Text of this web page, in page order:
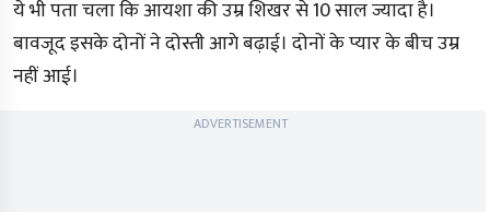
ये भी पता चला कि आयशा की उम्र शिखर से 10 साल ज्यादा है।
बावजूद इसके दोनों ने दोस्ती आगे बढ़ाई। दोनों के प्यार के बीच उम्र
नहीं आई।
ADVERTISEMENT